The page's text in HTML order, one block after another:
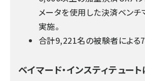
メータを使用した決済ベンチ
実施。
合計9,221名の被験者による
ベイマード・インスティテュー